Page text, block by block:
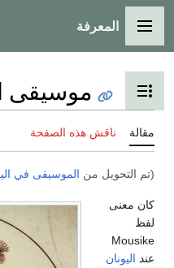
القائمة الرئيسية
المعرفة
تبديل عرض جدولموسيقى
مقالة ناقش هذه الصفحة
(تم التحويل من الموسيقى في
كان معنى
لفظ
Mousike
عند اليونان